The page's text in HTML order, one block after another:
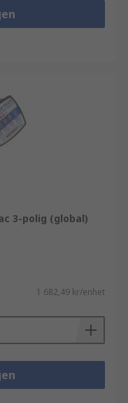
3-polig (global)
1 682,49 kr/enhet